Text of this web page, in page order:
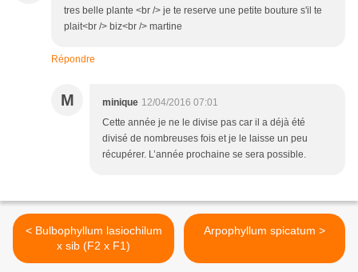
tres belle plante <br /> je te reserve une petite bouture s'il te
plait<br /> biz<br /> martine
Répondre
M minique 12/04/2016 07:01
Cette année je ne le divise pas car il a déjà été
divisé de nombreuses fois et je le laisse un peu
récupérer. L’année prochaine se sera possible.
< Bulbophyllum lasiochilum
x sib (F2 x F1)
Arpophyllum spicatum >